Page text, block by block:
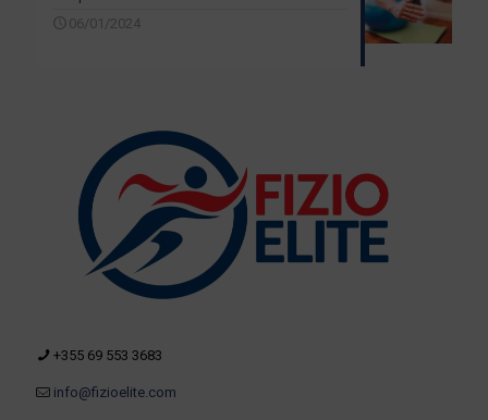
06/01/2024
+355 69 553 3683
info@fizioelite.com